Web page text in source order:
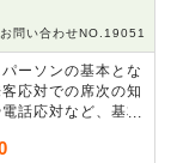
お問い合わせNO.19051
ーソンの基本とな
応対での席次の知
話応対など、基本
があります。その